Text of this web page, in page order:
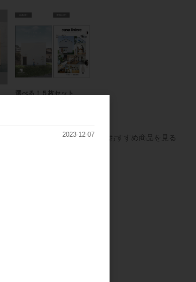
選べる！５枚セット
すべてのおすすめ商品を見る
2023-12-07